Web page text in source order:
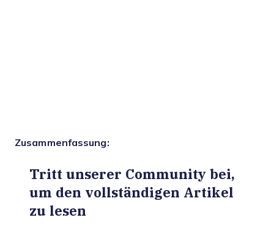
Zusammenfassung:
Tritt unserer Community bei,
um den vollständigen Artikel
zu lesen